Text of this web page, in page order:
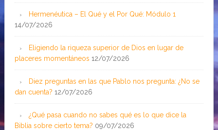
Hermenéutica – El Qué y el Por Qué: Módulo 1
14/07/2026
Eligiendo la riqueza superior de Dios en lugar de
placeres momentáneos 12/07/2026
Diez preguntas en las que Pablo nos pregunta: ¿No se
dan cuenta? 12/07/2026
¿Qué pasa cuando no sabes qué es lo que dice la
Biblia sobre cierto tema? 09/07/2026